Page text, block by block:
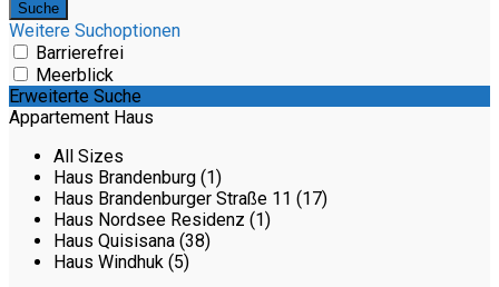
Weitere Suchoptionen
Barrierefrei
Meerblick
Erweiterte Suche
Appartement Haus
All Sizes
Haus Brandenburg (1)
Haus Brandenburger Straße 11 (17)
Haus Nordsee Residenz (1)
Haus Quisisana (38)
Haus Windhuk (5)